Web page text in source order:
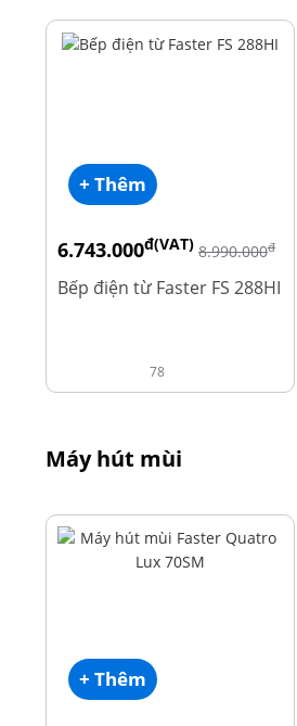
+ Thêm
6.743.000đ(VAT) 8.990.000đ
Bếp điện từ Faster FS 288HI
78
Máy hút mùi
+ Thêm